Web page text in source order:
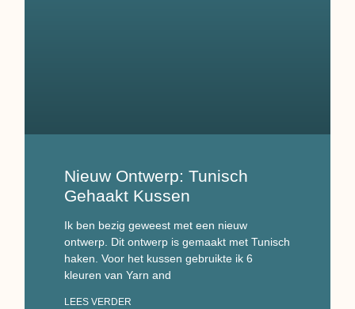
Nieuw Ontwerp: Tunisch
Gehaakt Kussen
Ik ben bezig geweest met een nieuw
ontwerp. Dit ontwerp is gemaakt met Tunisch
haken. Voor het kussen gebruikte ik 6
kleuren van Yarn and
LEES VERDER